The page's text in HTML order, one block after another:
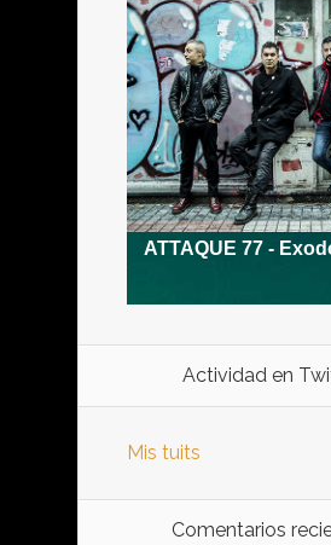
Actividad en
Mis tuits
Comentarios